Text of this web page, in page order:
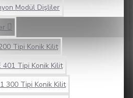
Modül Dişliler
Tipi Konik Kilit
401 Tipi Konik Kilit
300 Tipi Konik Kilit